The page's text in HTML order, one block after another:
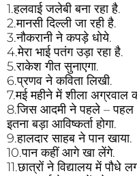
1.हलवाई जलेबी बना रहा है.
2.मानसी दिल्ली जा रही है.
3.नौकरानी ने कपड़े धोये.
4.मेरा भाई पतंग उड़ा रहा है.
5.राकेश गीत सुनाएगा.
6.प्रणव ने कविता लिखी.
7.मई महीने में शीला अग्रवाल
8.जिस आदमी ने पहले – पहल
इतना बड़ा आविष्कर्ता होगा.
9.हालदार साहब ने पान खाया.
10.पान कहीं आगे खा लेंगे.
11.छात्रों ने विद्यालय में पौधे